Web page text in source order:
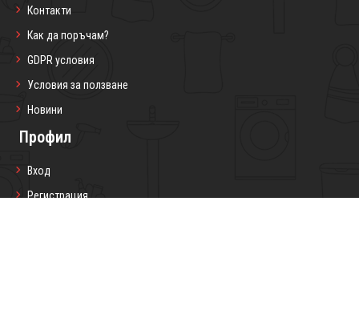
Контакти
Как да поръчам?
GDPR условия
Условия за ползване
Новини
Профил
Вход
Регистрация